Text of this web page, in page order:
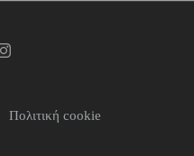
Πολιτική cookie